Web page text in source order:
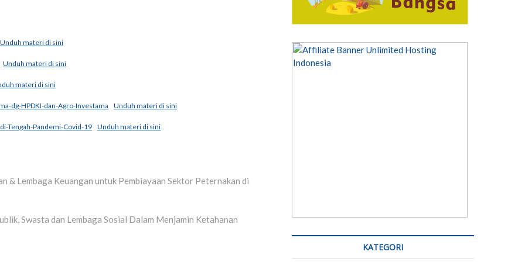
Unduh materi di sini
Unduh materi di sini
materi di sini
dg-HPDKI-dan-Agro-Investama Unduh materi di sini
Tengah-Pandemi-Covid-19 Unduh materi di sini
& Lembaga Keuangan untuk Pembiayaan Sektor Peternakan di
Swasta dan Lembaga Sosial Dalam Menjamin Ketahanan
KATEGORI